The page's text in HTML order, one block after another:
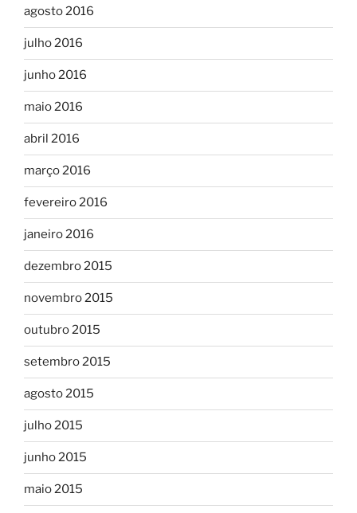
agosto 2016
julho 2016
junho 2016
maio 2016
abril 2016
março 2016
fevereiro 2016
janeiro 2016
dezembro 2015
novembro 2015
outubro 2015
setembro 2015
agosto 2015
julho 2015
junho 2015
maio 2015